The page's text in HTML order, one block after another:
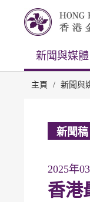
新聞與媒體
主頁 / 新聞與
新聞稿
2025年
香港